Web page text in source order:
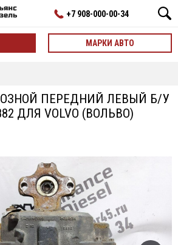
+7 908-000-00-34
МАРКИ АВТО
ПЕРЕДНИЙ ЛЕВЫЙ Б/У
ДЛЯ VOLVO (ВОЛЬВО)